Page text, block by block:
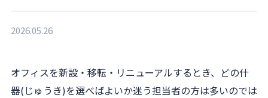
2026.05.26
オフィスを新設・移転・リニューアルするとき、どの什
器(じゅうき)を選べばよいか迷う担当者の方は多いのでは